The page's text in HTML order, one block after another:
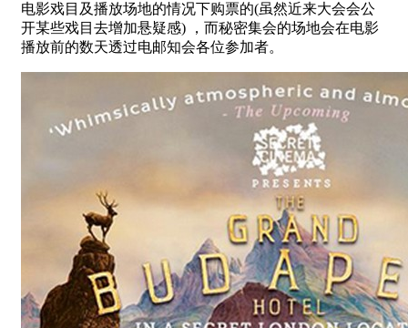
电影戏目及播放场地的情况下购票的(虽然近来大会会公
开某些戏目去增加悬疑感) ，而秘密集会的场地会在电影
播放前的数天透过电邮知会各位参加者。